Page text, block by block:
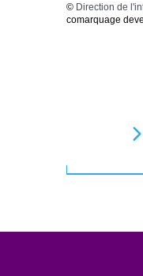
© Direction de
comarquage